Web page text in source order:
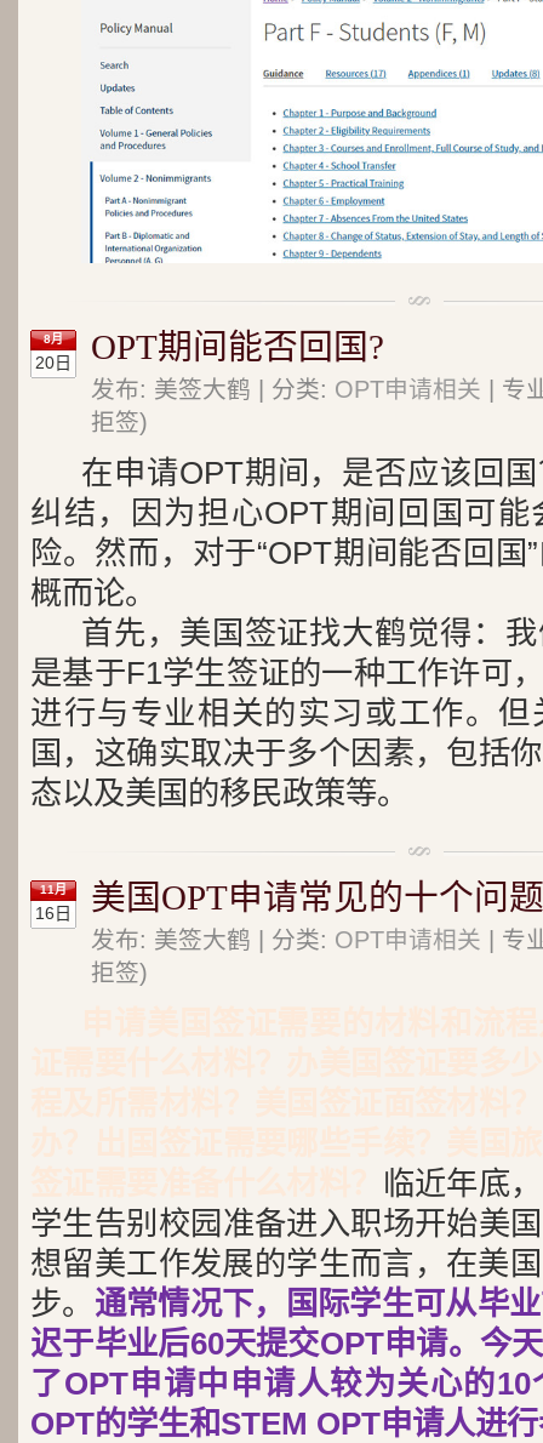
8月
20日 OPT期间能否回国?
发布: 美签大鹤 | 分类: OPT申请相关 | 专
拒签)
在申请OPT期间，是否应该回
纠结，因为担心OPT期间回国可
险。然而，对于“OPT期间能否回国
概而论。
首先，美国签证找大鹤觉得：
是基于F1学生签证的一种工作许可
进行与专业相关的实习或工作。
国，这确实取决于多个因素，包括
态以及美国的移民政策等。
11月
16日 美国OPT申请常见的十个问题
发布: 美签大鹤 | 分类: OPT申请相关 | 专
拒签)
临近年底
学生告别校园准备进入职场开始美
想留美工作发展的学生而言，在美
步。 通常情况下，国际学生可从毕
迟于毕业后60天提交OPT申请。今
了OPT申请中申请人较为关心的
OPT的学生和STEM OPT申请人进